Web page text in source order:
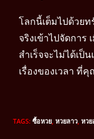
โลกนี้เต็มไปด้วย
จริงเข้าไปจัดกา
สำเร็จจะไม่ได้เป็
เรื่องของเวลา ที่
TAGS:ซื้อหวย, หวยลาว, หว